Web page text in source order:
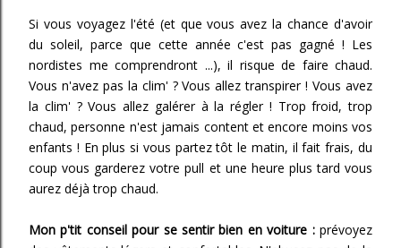
Si vous voyagez l'été (et que vous avez la chance d'avoir
du soleil, parce que cette année c'est pas gagné ! Les
nordistes me comprendront ...), il risque de faire chaud.
Vous n'avez pas la clim' ? Vous allez transpirer ! Vous avez
la clim' ? Vous allez galérer à la régler ! Trop froid, trop
chaud, personne n'est jamais content et encore moins vos
enfants ! En plus si vous partez tôt le matin, il fait frais, du
coup vous garderez votre pull et une heure plus tard vous
aurez déjà trop chaud.
Mon p'tit conseil pour se sentir bien en voiture : prévoyez